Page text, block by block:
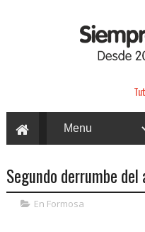
Segundo derrumbe
En Formosa